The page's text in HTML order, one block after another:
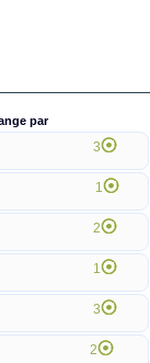
par
3
1
2
1
3
2